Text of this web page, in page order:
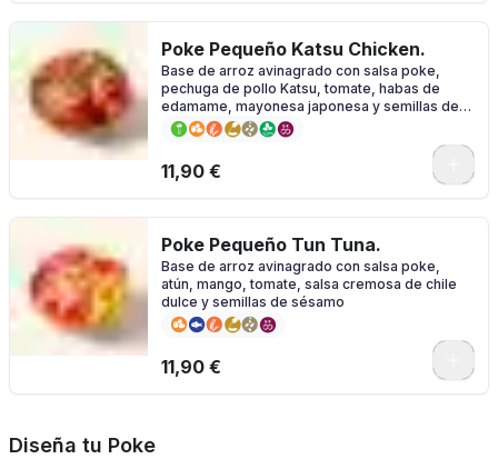
Poke Pequeño Katsu Chicken.
Base de arroz avinagrado con salsa poke,
pechuga de pollo Katsu, tomate, habas de
edamame, mayonesa japonesa y semillas de
sésamo
11,90 €
Poke Pequeño Tun Tuna.
Base de arroz avinagrado con salsa poke,
atún, mango, tomate, salsa cremosa de chile
dulce y semillas de sésamo
11,90 €
Diseña tu Poke